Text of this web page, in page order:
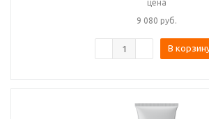
цена
9 080 руб.
В